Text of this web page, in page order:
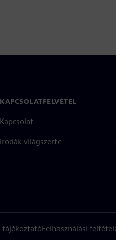
KAPCSOLATFELVÉTEL
Kapcsolat
Irodák világszerte
tájékoztatóFelhasználási